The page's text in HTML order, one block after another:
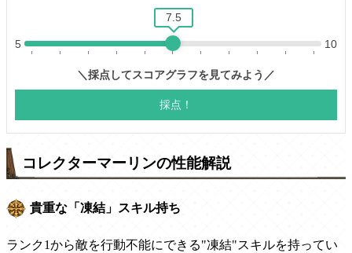
コレクターマーリンの性能解説
貴重な「凍結」スキル持ち
ランク1から敵を行動不能にできる"凍結"スキルを持ってい